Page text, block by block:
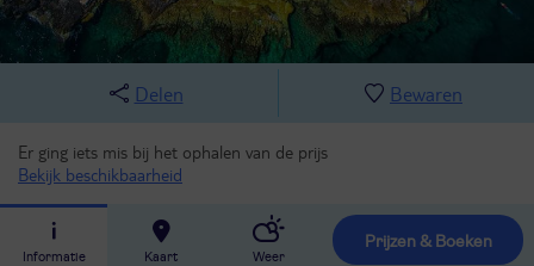
Delen Bewaren
Er ging iets mis bij het ophalen van de prijs
Bekijk beschikbaarheid
Informatie Kaart Weer
Prijzen & Boeken